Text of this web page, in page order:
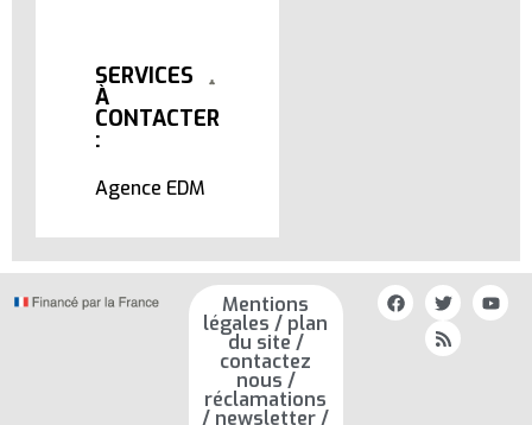
SERVICES
À
CONTACTER
:
Agence EDM
Mentions
légales / plan
du site /
contactez
nous /
réclamations
/ newsletter /